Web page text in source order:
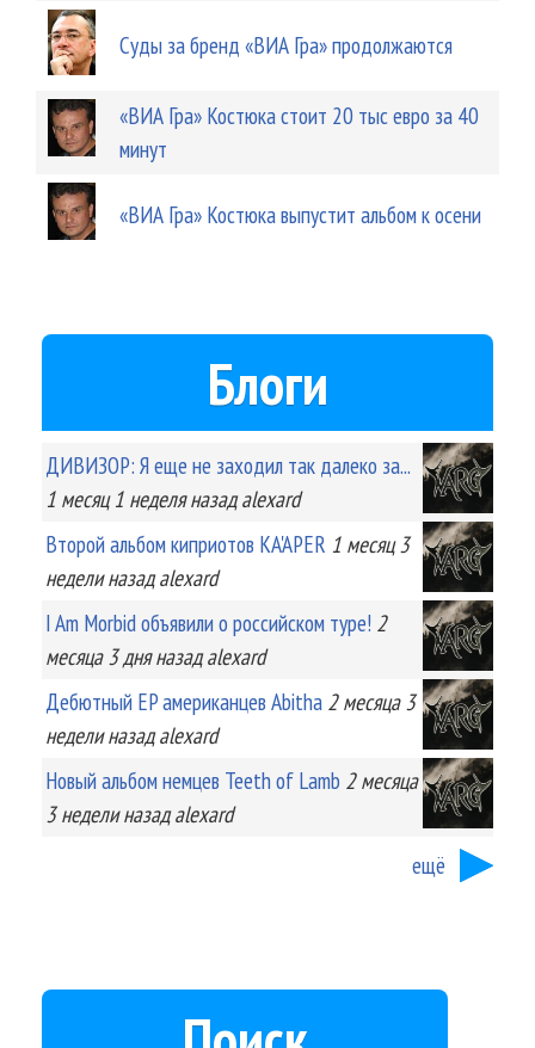
Суды за бренд «ВИА Гра» продолжаются
«ВИА Гра» Костюка стоит 20 тыс евро за 40
минут
«ВИА Гра» Костюка выпустит альбом к осени
Блоги
ДИВИЗОР: Я еще не заходил так далеко за...
1 месяц 1 неделяназад alexard
Второй альбом киприотов KA'APER 1 месяц 3
неделиназад alexard
I Am Morbid объявили о российском туре! 2
месяца 3 дняназад alexard
Дебютный EP американцев Abitha 2 месяца 3
неделиназад alexard
Новый альбом немцев Teeth of Lamb 2 месяца
3 неделиназад alexard
ещё